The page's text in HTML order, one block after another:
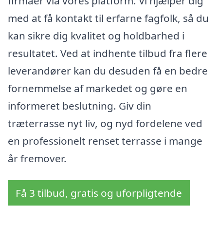
med at få kontakt til erfarne fagfolk, så du
kan sikre dig kvalitet og holdbarhed i
resultatet. Ved at indhente tilbud fra flere
leverandører kan du desuden få en bedre
fornemmelse af markedet og gøre en
informeret beslutning. Giv din
træterrasse nyt liv, og nyd fordelene ved
en professionelt renset terrasse i mange
år fremover.
Få 3 tilbud, gratis og uforpligtende